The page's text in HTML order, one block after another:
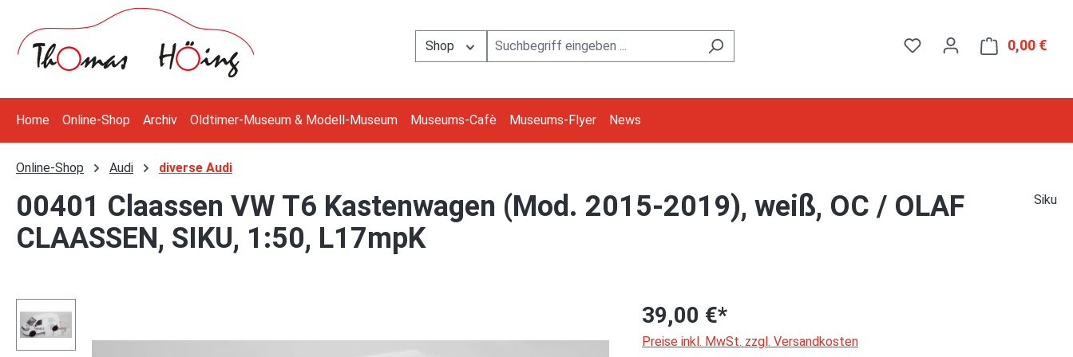
Hauptinhalt springen
Zur Suche springen
Zur Hauptnavigation springen
Shop
0,00 €
Home Online-Shop Archiv Oldtimer-Museum & Modell-Museum Museums-Cafè Museums-Flyer News
Online-Shop Audi diverse Audi
00401 Claassen VW T6 Kastenwagen (Mod. 2015-2019), weiß, OC / OLAF
CLAASSEN, SIKU, 1:50, L17mpK
Siku
39,00 €*
Preise inkl. MwSt. zzgl. Versandkosten